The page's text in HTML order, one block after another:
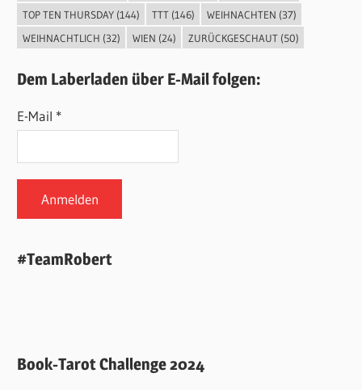
TOP TEN THURSDAY(144) TTT(146) WEIHNACHTEN (37)
WEIHNACHTLICH (32) WIEN (24) ZURÜCKGESCHAUT(50)
Dem Laberladen über E-Mail folgen:
E-Mail *
#TeamRobert
Book-Tarot Challenge 2024